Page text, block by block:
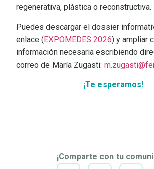
regenerativa, plástica o reconstructiva.
Puedes descargar el dossier
enlace (EXPOMEDES 2026) y ampliar
información necesaria escribiendo
correo de María Zugasti:
¡Te esperamos!
¡Comparte con tu